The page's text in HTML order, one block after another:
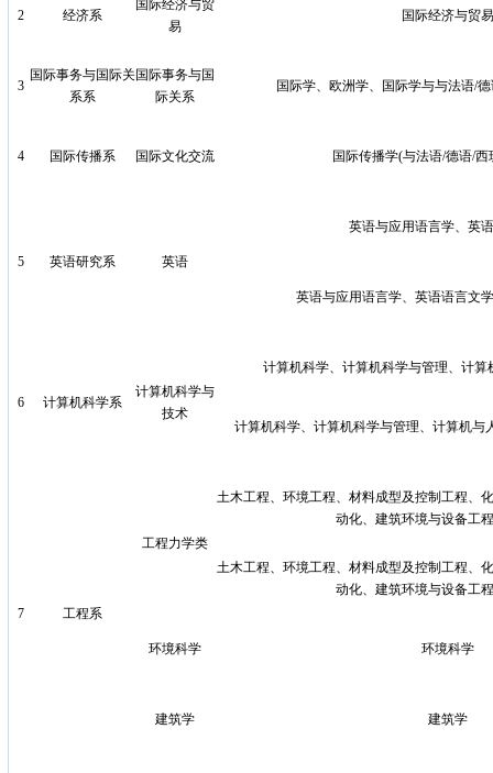
2 经济系
国际经济与贸
易
国际经济与贸易
3
国际事务与国际关
系系
国际事务与国
际关系
国际学、欧洲学、国际学与与法语/
4 国际传播系 国际文化交流 国际传播学(与法语/德语/
5 英语研究系 英语
英语与应用语言学、英
英语与应用语言学、英语语言文
6 计算机科学系
计算机科学与
技术
计算机科学、计算机科学与管理、计算
计算机科学、计算机科学与管理、计算机与
7 工程系
工程力学类
土木工程、环境工程、材料成型及控制工程、
动化、建筑环境与设备工
土木工程、环境工程、材料成型及控制工程、
动化、建筑环境与设备工
环境科学 环境科学
建筑学 建筑学